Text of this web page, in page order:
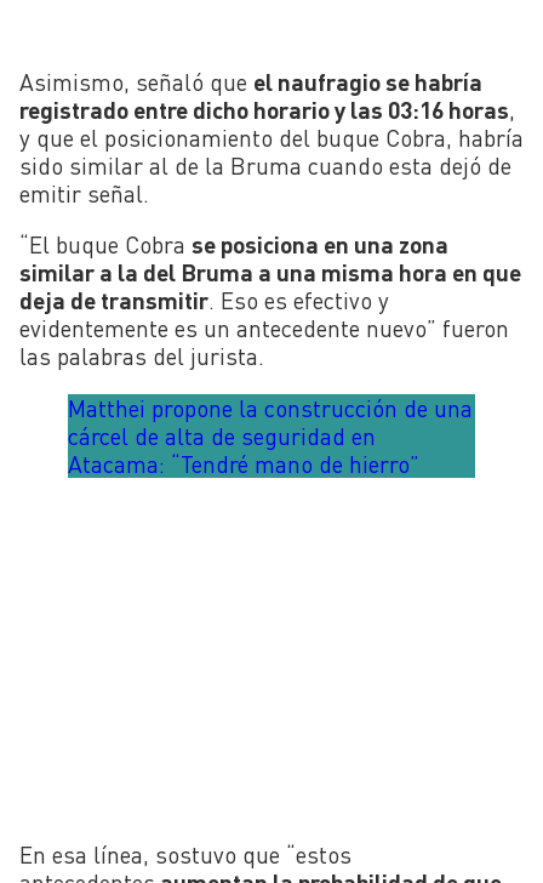
Asimismo, señaló que el naufragio se habría
registrado entre dicho horario y las 03:16 horas,
y que el posicionamiento del buque Cobra, habría
sido similar al de la Bruma cuando esta dejó de
emitir señal.
“El buque Cobra se posiciona en una zona
similar a la del Bruma a una misma hora en que
deja de transmitir. Eso es efectivo y
evidentemente es un antecedente nuevo” fueron
las palabras del jurista.
Matthei propone la construcción de una
cárcel de alta de seguridad en
Atacama: “Tendré mano de hierro”
En esa línea, sostuvo que “estos